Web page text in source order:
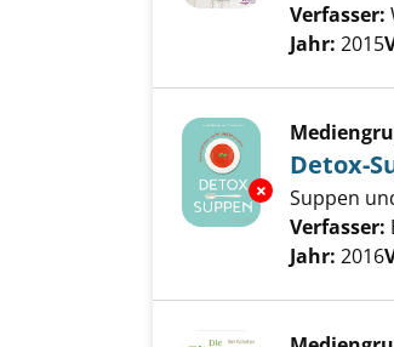
Verfasser:
Jahr: 2015
Exemplar-
Detox-
Suppen
Verfasser:
Jahr: 2016